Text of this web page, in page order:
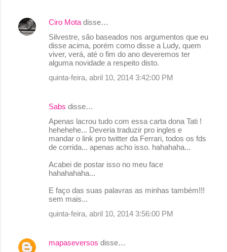
Ciro Mota disse…
Silvestre, são baseados nos argumentos que eu
disse acima, porém como disse a Ludy, quem
viver, verá, até o fim do ano deveremos ter
alguma novidade a respeito disto.
quinta-feira, abril 10, 2014 3:42:00 PM
Sabs disse…
Apenas lacrou tudo com essa carta dona Tati !
hehehehe... Deveria traduzir pro ingles e
mandar o link pro twitter da Ferrari, todos os fds
de corrida... apenas acho isso. hahahaha...
Acabei de postar isso no meu face
hahahahaha...
E faço das suas palavras as minhas também!!!
sem mais...
quinta-feira, abril 10, 2014 3:56:00 PM
mapaseversos disse…